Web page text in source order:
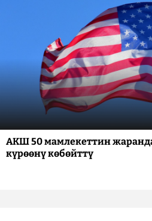
АКШ 50 мамлекеттин
күрөөнү көбөйттү